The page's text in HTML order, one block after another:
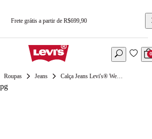
Frete grátis a partir de R$699,90
0
Roupas Jeans Calça Jeans Levi's® Wedgie Slim Lavagem Média